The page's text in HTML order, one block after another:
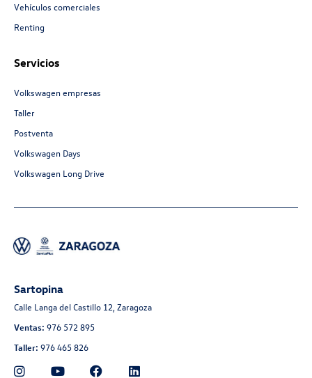
Vehículos comerciales
Renting
Servicios
Volkswagen empresas
Taller
Postventa
Volkswagen Days
Volkswagen Long Drive
Sartopina
Calle Langa del Castillo 12, Zaragoza
Ventas: 976 572 895
Taller: 976 465 826